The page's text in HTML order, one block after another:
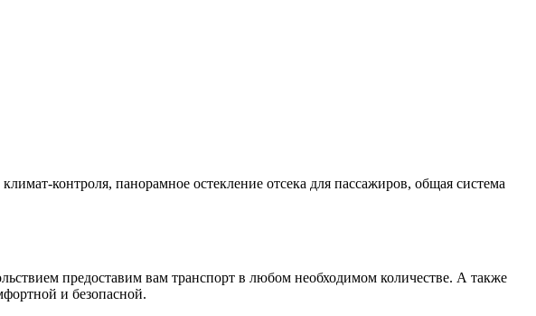
контроля, панорамное остекление отсека для пассажиров, общая система
предоставим вам транспорт в любом необходимом количестве. А также
и безопасной.